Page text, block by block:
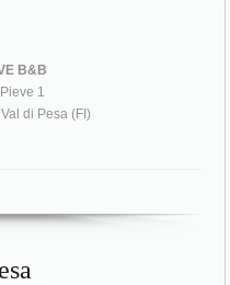
B&B
1
di Pesa (FI)